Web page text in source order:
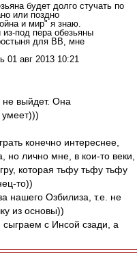
будет долго стучать по
или поздно
и мир" я знаю.
под пера обезьяны
для ВВ, мне
01 авг 2013 10:21
не выйдет. Она
умеет)))
конечно интереснее,
лично мне, в кои-то веки,
которая тьфу тьфу тьфу
то))
нашего Озбилиза, т.е. не
из основы))
с Инсой сзади, а